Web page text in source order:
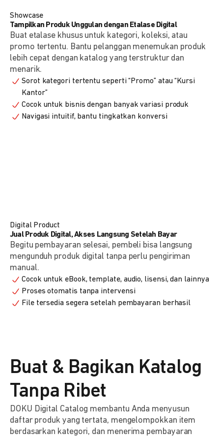
Showcase
Tampilkan Produk Unggulan dengan Etalase Digital
Buat etalase khusus untuk kategori, koleksi, atau
promo tertentu. Bantu pelanggan menemukan produk
lebih cepat dengan katalog yang terstruktur dan
menarik.
Sorot kategori tertentu seperti “Promo” atau “Kursi
Kantor”
Cocok untuk bisnis dengan banyak variasi produk
Navigasi intuitif, bantu tingkatkan konversi
Digital Product
Jual Produk Digital, Akses Langsung Setelah Bayar
Begitu pembayaran selesai, pembeli bisa langsung
mengunduh produk digital tanpa perlu pengiriman
manual.
Cocok untuk eBook, template, audio, lisensi, dan lainnya
Proses otomatis tanpa intervensi
File tersedia segera setelah pembayaran berhasil
Buat & Bagikan Katalog
Tanpa Ribet
DOKU Digital Catalog membantu Anda menyusun
daftar produk yang tertata, mengelompokkan item
berdasarkan kategori, dan menerima pembayaran